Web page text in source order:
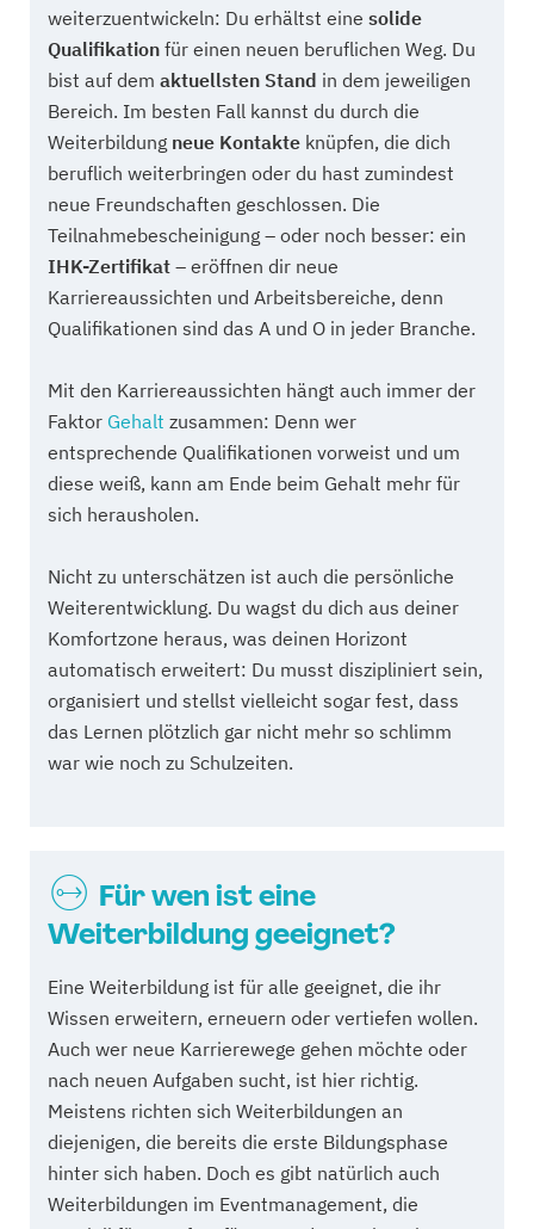
weiterzuentwickeln: Du erhältst eine solide
Qualifikation für einen neuen beruflichen Weg. Du
bist auf dem aktuellsten Stand in dem jeweiligen
Bereich. Im besten Fall kannst du durch die
Weiterbildung neue Kontakte knüpfen, die dich
beruflich weiterbringen oder du hast zumindest
neue Freundschaften geschlossen. Die
Teilnahmebescheinigung – oder noch besser: ein
IHK-Zertifikat – eröffnen dir neue
Karriereaussichten und Arbeitsbereiche, denn
Qualifikationen sind das A und O in jeder Branche.
Mit den Karriereaussichten hängt auch immer der
Faktor Gehalt zusammen: Denn wer
entsprechende Qualifikationen vorweist und um
diese weiß, kann am Ende beim Gehalt mehr für
sich herausholen.
Nicht zu unterschätzen ist auch die persönliche
Weiterentwicklung. Du wagst du dich aus deiner
Komfortzone heraus, was deinen Horizont
automatisch erweitert: Du musst diszipliniert sein,
organisiert und stellst vielleicht sogar fest, dass
das Lernen plötzlich gar nicht mehr so schlimm
war wie noch zu Schulzeiten.
Für wen ist eine
Weiterbildung geeignet?
Eine Weiterbildung ist für alle geeignet, die ihr
Wissen erweitern, erneuern oder vertiefen wollen.
Auch wer neue Karrierewege gehen möchte oder
nach neuen Aufgaben sucht, ist hier richtig.
Meistens richten sich Weiterbildungen an
diejenigen, die bereits die erste Bildungsphase
hinter sich haben. Doch es gibt natürlich auch
Weiterbildungen im Eventmanagement, die